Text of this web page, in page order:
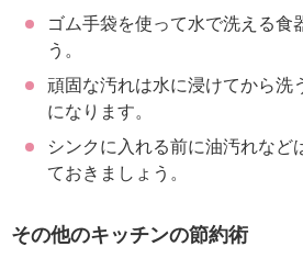
ゴム手袋を使って水で洗える食
う。
頑固な汚れは水に浸けてから洗
になります。
シンクに入れる前に油汚れなど
ておきましょう。
その他のキッチンの節約術